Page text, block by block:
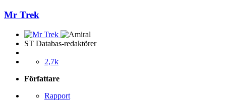
Mr Trek
ST Databas-redaktörer
2,7k
Författare
Rapport